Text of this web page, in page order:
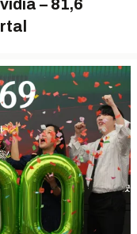
– 81,6